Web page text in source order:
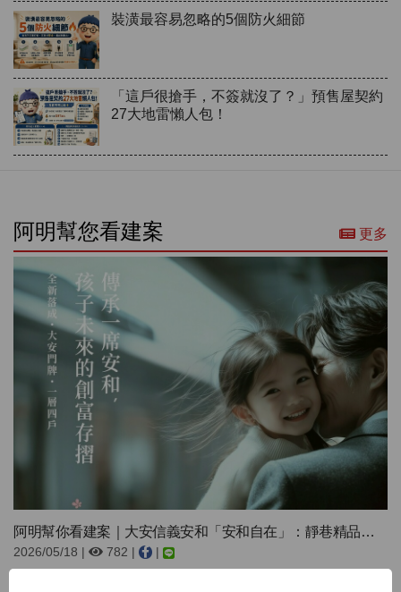
裝潢最容易忽略的5個防火細節
「這戶很搶手，不簽就沒了？」預售屋契約
27大地雷懶人包！
阿明幫您看建案 更多
阿明幫你看建案｜大安信義安和「安和自在」：靜巷精品、15~36坪...
2026/05/18 | 782 | |